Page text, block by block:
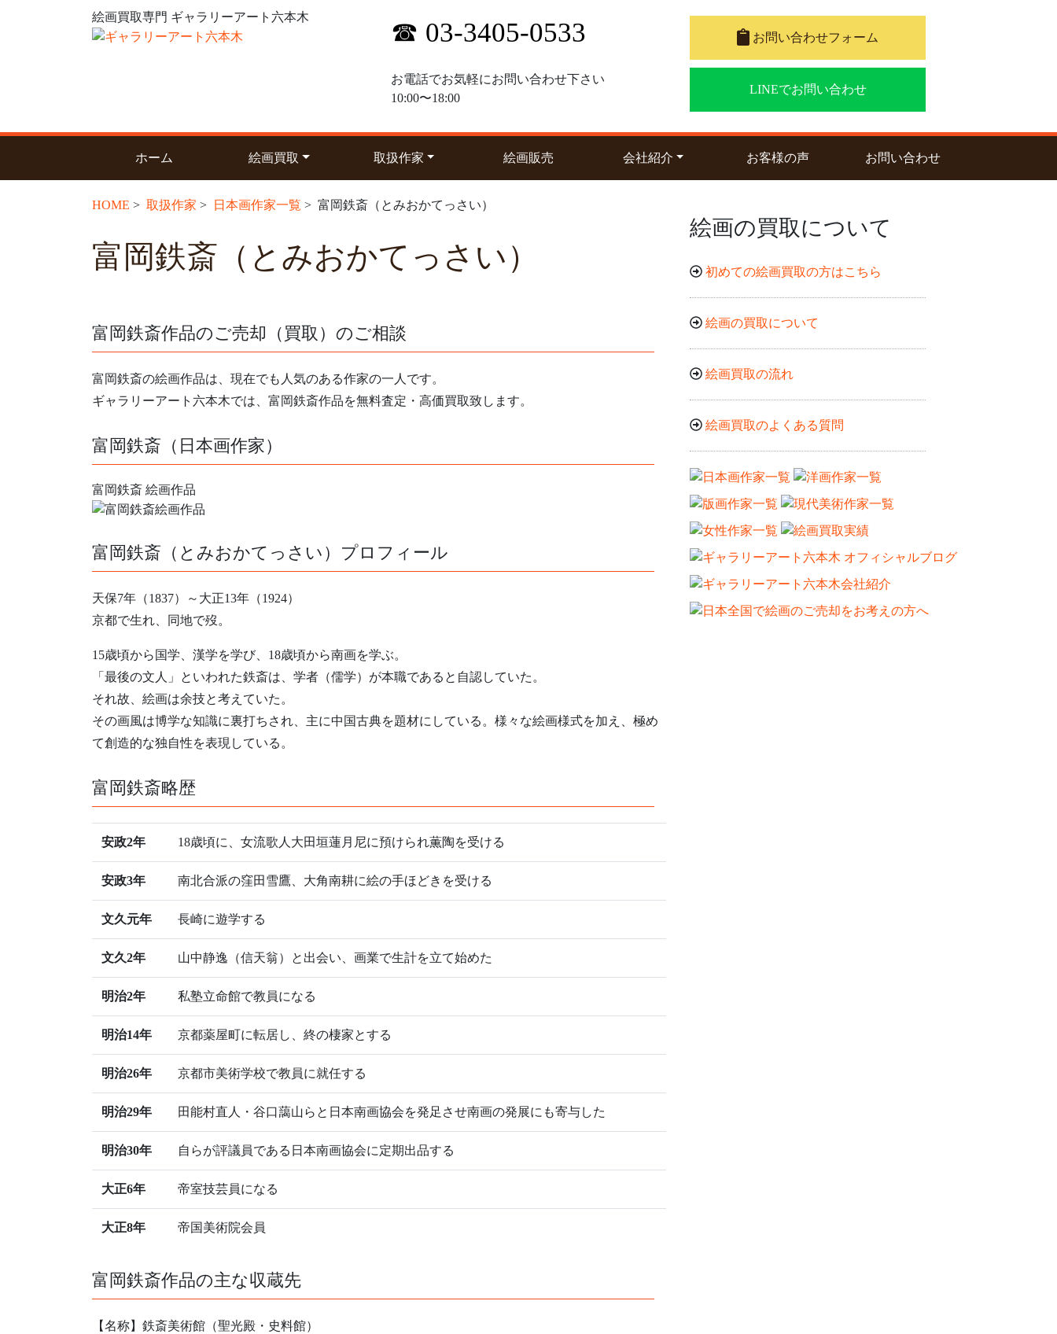
絵画買取専門 ギャラリーアート六本木
☎ 03-3405-0533
お電話でお気軽にお問い合わせ下さい
10:00〜18:00
お問い合わせフォーム
LINEでお問い合わせ
ホーム 絵画買取 (current) 取扱作家(current) 絵画販売 会社紹介(current) お客様の声 お問い合わせ
HOME > 取扱作家 > 日本画作家一覧 > 富岡鉄斎（とみおかてっさい）
富岡鉄斎（とみおかてっさい）
富岡鉄斎作品のご売却（買取）のご相談
富岡鉄斎の絵画作品は、現在でも人気のある作家の一人です。
ギャラリーアート六本木では、富岡鉄斎作品を無料査定・高価買取致します。
富岡鉄斎（日本画作家）
富岡鉄斎 絵画作品
富岡鉄斎（とみおかてっさい）プロフィール
天保7年（1837）～大正13年（1924）
京都で生れ、同地で歿。
15歳頃から国学、漢学を学び、18歳頃から南画を学ぶ。
「最後の文人」といわれた鉄斎は、学者（儒学）が本職であると自認していた。
それ故、絵画は余技と考えていた。
その画風は博学な知識に裏打ちされ、主に中国古典を題材にしている。様々な絵画様式を加え、極め
て創造的な独自性を表現している。
富岡鉄斎略歴
安政2年 18歳頃に、女流歌人大田垣蓮月尼に預けられ薫陶を受ける
安政3年 南北合派の窪田雪鷹、大角南耕に絵の手ほどきを受ける
文久元年 長崎に遊学する
文久2年 山中静逸（信天翁）と出会い、画業で生計を立て始めた
明治2年 私塾立命館で教員になる
明治14年 京都薬屋町に転居し、終の棲家とする
明治26年 京都市美術学校で教員に就任する
明治29年 田能村直人・谷口藹山らと日本南画協会を発足させ南画の発展にも寄与した
明治30年 自らが評議員である日本南画協会に定期出品する
大正6年 帝室技芸員になる
大正8年 帝国美術院会員
富岡鉄斎作品の主な収蔵先
【名称】鉄斎美術館（聖光殿・史料館）
絵画の買取について
初めての絵画買取の方はこちら
絵画の買取について
絵画買取の流れ
絵画買取のよくある質問